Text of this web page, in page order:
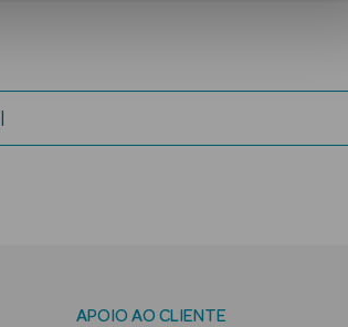
APOIO AO CLIENTE